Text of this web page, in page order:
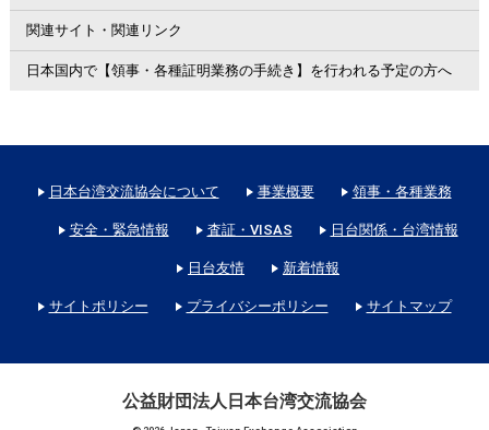
関連サイト・関連リンク
日本国内で【領事・各種証明業務の手続き】を行われる予定の方へ
日本台湾交流協会について 事業概要 領事・各種業務
安全・緊急情報 査証・VISAS 日台関係・台湾情報
日台友情 新着情報
サイトポリシー プライバシーポリシー サイトマップ
公益財団法人日本台湾交流協会